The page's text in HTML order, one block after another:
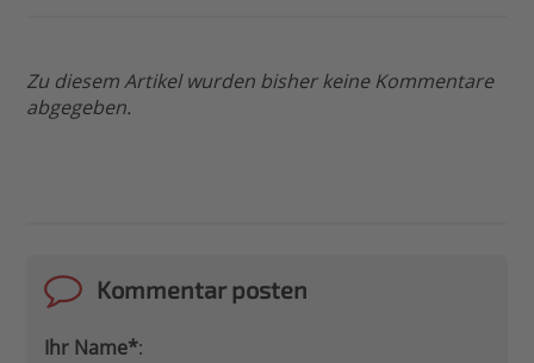
Zu diesem Artikel wurden bisher keine Kommentare
abgegeben.
Kommentar posten
Ihr Name*: